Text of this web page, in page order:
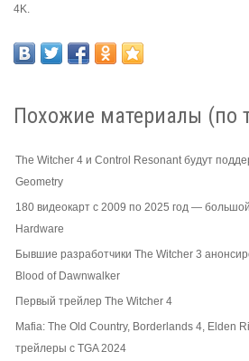
4K.
Похожие материалы (по
The Witcher 4 и Control Resonant будут
Geometry
180 видеокарт с 2009 по 2025 год —
Hardware
Бывшие разработчики The Witcher 3
Blood of Dawnwalker
Первый трейлер The Witcher 4
Mafia: The Old Country, Borderlands 4, Elden
трейлеры с TGA 2024